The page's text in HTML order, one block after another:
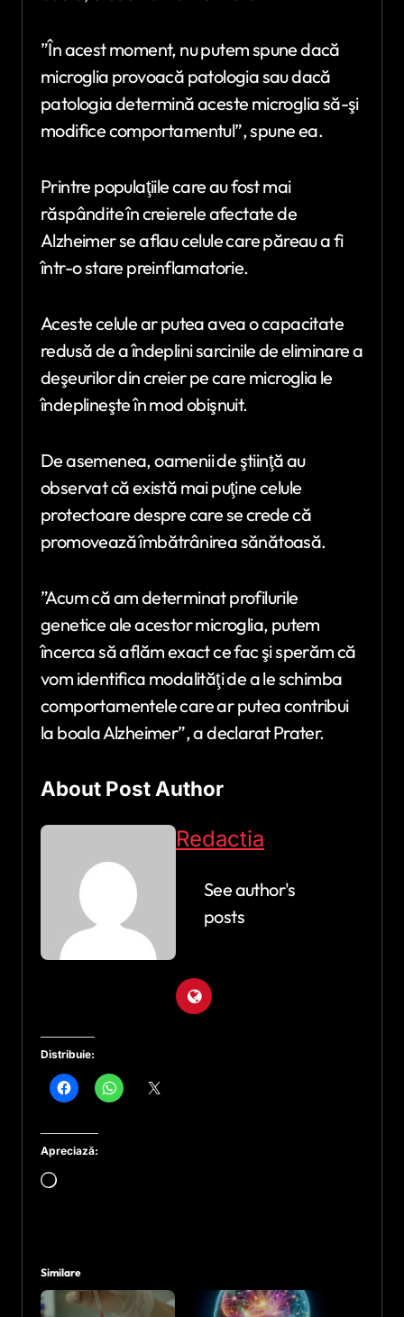
”În acest moment, nu putem spune dacă
microglia provoacă patologia sau dacă
patologia determină aceste microglia să-şi
modifice comportamentul”, spune ea.
Printre populaţiile care au fost mai
răspândite în creierele afectate de
Alzheimer se aflau celule care păreau a fi
într-o stare preinflamatorie.
Aceste celule ar putea avea o capacitate
redusă de a îndeplini sarcinile de eliminare a
deşeurilor din creier pe care microglia le
îndeplineşte în mod obişnuit.
De asemenea, oamenii de ştiinţă au
observat că există mai puţine celule
protectoare despre care se crede că
promovează îmbătrânirea sănătoasă.
”Acum că am determinat profilurile
genetice ale acestor microglia, putem
încerca să aflăm exact ce fac şi sperăm că
vom identifica modalităţi de a le schimba
comportamentele care ar putea contribui
la boala Alzheimer”, a declarat Prater.
About Post Author
Redactia
See author's
posts
Distribuie:
Apreciază:
Încarc...
Similare